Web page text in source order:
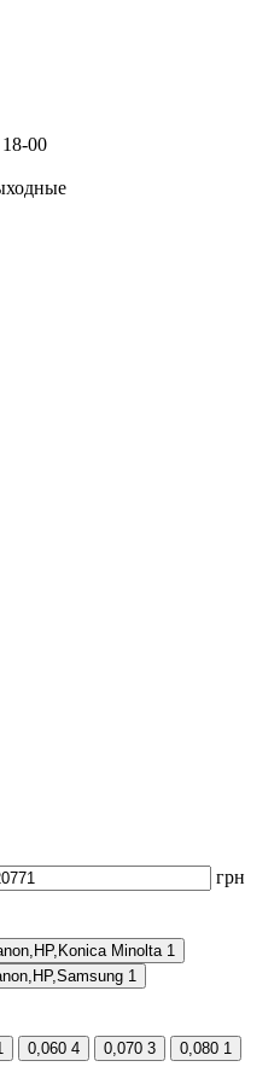
00
грн
Minolta 1
1
0,060 4 0,070 3 0,080 1